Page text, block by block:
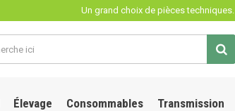
Un grand choix de pièces techniques.
Élevage Consommables Transmission